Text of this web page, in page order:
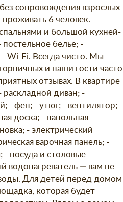
сопровождения взрослых
6 человек.
и большой кухней-
белье; -
- Wi-Fi. Всегда чисто. Мы
и наши гости часто
отзывах. В квартире
раскладной диван; -
- фен; - утюг; - вентилятор; -
доска; - напольная
- электрический
варочная панель; -
- посуда и столовые
водонагреватель — вам не
Для детей перед домом
которая будет